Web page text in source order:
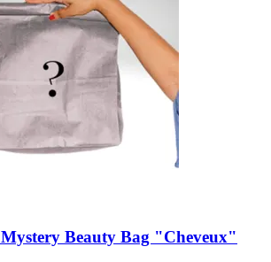
Mystery Beauty Bag "Cheveux"